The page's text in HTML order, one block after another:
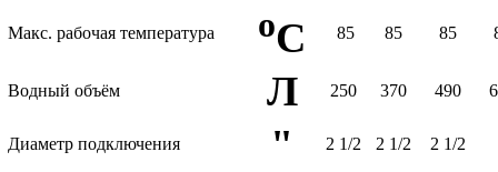
Макс. рабочая температура oC 85 85 85
Водный объём Л 250 370 490
Диаметр подключения " 2 1/2 2 1/2 2 1/2